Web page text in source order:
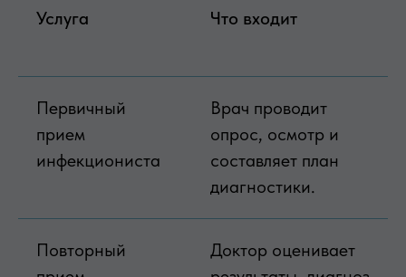
Услуга Что входит
Первичный
прием
инфекциониста
Врач проводит
опрос, осмотр и
составляет план
диагностики.
Повторный
Доктор оценивает